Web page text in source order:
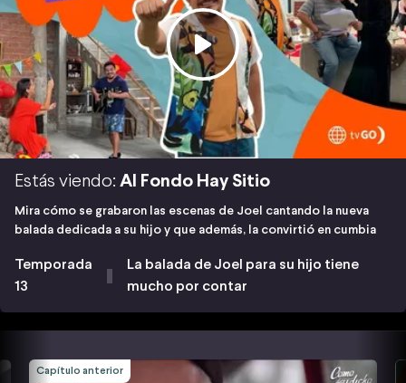
Estás viendo: Al Fondo Hay Sitio
Mira cómo se grabaron las escenas de Joel cantando la nueva
balada dedicada a su hijo y que además, la convirtió en cumbia
Temporada
13
La balada de Joel para su hijo tiene
mucho por contar
Capítulo anterior